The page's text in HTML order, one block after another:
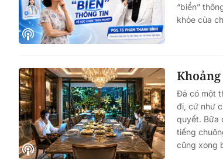
“biển”
khỏe của
Đã có một
đi, cứ như
quyết. Bữa
tiếng
cũng xong